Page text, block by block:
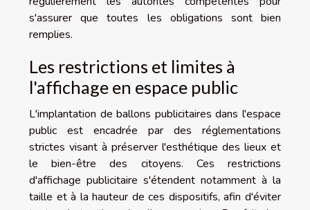
s'assurer que toutes les obligations sont bien
remplies.
Les restrictions et limites à
l'affichage en espace public
L'implantation de ballons publicitaires dans l'espace
public est encadrée par des réglementations
strictes visant à préserver l'esthétique des lieux et
le bien-être des citoyens. Ces restrictions
d'affichage publicitaire s'étendent notamment à la
taille et à la hauteur de ces dispositifs, afin d'éviter